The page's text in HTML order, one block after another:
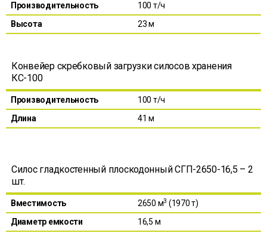
Производительность
100 т/ч
Высота
23 м
Конвейер скребковый загрузки силосов хранения
КС-100
Производительность
100 т/ч
Длина
41 м
Силос гладкостенный плоскодонный СГП-2650-16,5 – 2
шт.
Вместимость 2650 м3 (1970 т)
Диаметр емкости
16,5 м